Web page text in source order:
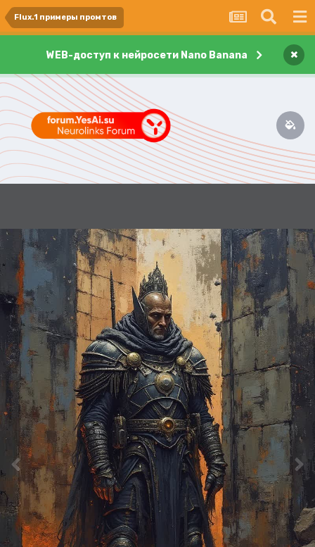
Flux.1 примеры промтов
WEB-доступ к нейросети Nano Banana ×